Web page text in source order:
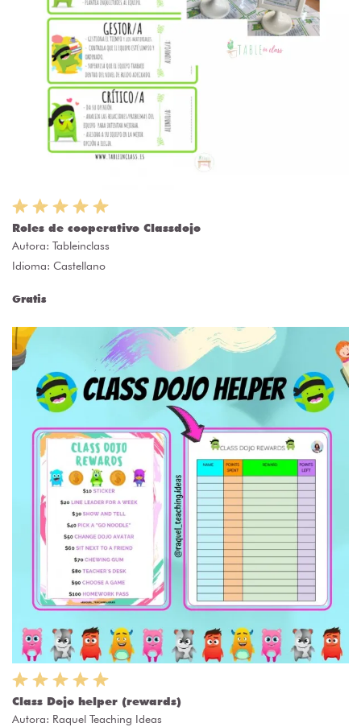
Roles de cooperativo Classdojo
Autora: Tableinclass
Idioma: Castellano
Gratis
Class Dojo helper (rewards)
Autora: Raquel Teaching Ideas